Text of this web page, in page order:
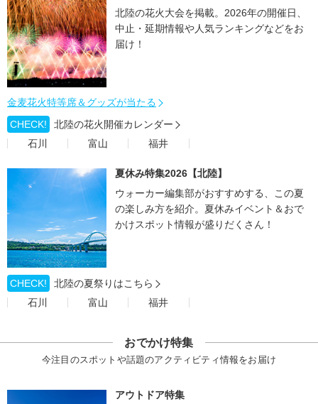
北陸の花火大会を掲載。2026年の開催日、
中止・延期情報や人気ランキングなどをお
届け！
金麦花火特等席＆グッズが当たる
CHECK!
北陸の花火開催カレンダー
石川
富山 福井
夏休み特集2026【北陸】
ウォーカー編集部がおすすめする、この夏
の楽しみ方を紹介。夏休みイベント＆おで
かけスポット情報が盛りだくさん！
CHECK!
北陸の夏祭りはこちら
石川
富山 福井
おでかけ特集
今注目のスポットや話題のアクティビティ情報をお届け
アウトドア特集